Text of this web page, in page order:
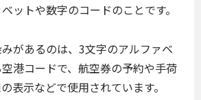
ットや数字のコードのことです。
があるのは、3文字のアルファベ
港コードで、航空券の予約や手荷
表示などで使用されています。